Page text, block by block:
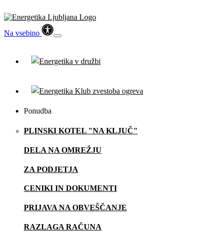
Na vsebino
Ponudba
PLINSKI KOTEL "NA KLJUČ"
DELA NA OMREŽJU
ZA PODJETJA
CENIKI IN DOKUMENTI
PRIJAVA NA OBVEŠČANJE
RAZLAGA RAČUNA